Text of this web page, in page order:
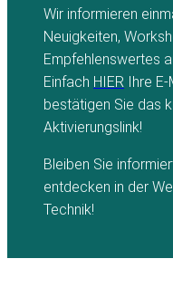
Wir informieren
Neuigkeiten,
Empfehlenswertes
Einfach HIER Ihre
bestätigen Sie das
Aktivierungslink!
Bleiben Sie
entdecken in der
Technik!